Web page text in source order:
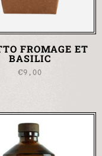
FROMAGE ET
BASILIC
€9,00